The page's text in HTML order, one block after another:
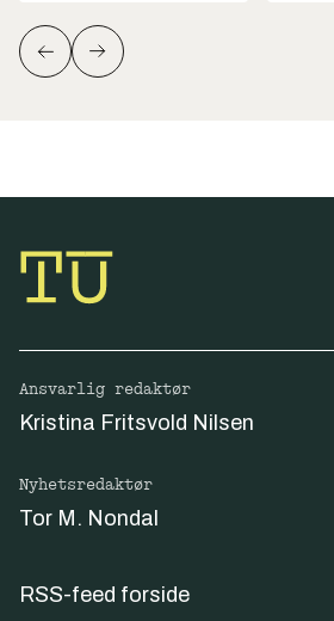
Ansvarlig redaktør
Kristina Fritsvold Nilsen
Nyhetsredaktør
Tor M. Nondal
RSS-feed forside